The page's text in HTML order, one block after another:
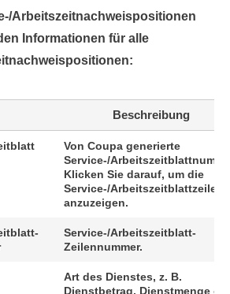
Arbeitszeitnachweispositionen
Informationen für alle
Beschreibung
Von Coupa generierte
Service-/
Klicken Sie darauf, um die
Service-/Arbeitszeitblattzeile
anzuzeigen.
Service-/Arbeitszeitblatt-
Zeilennummer.
Art des Dienstes, z. B.
Dienstbetrag, Dienstmenge